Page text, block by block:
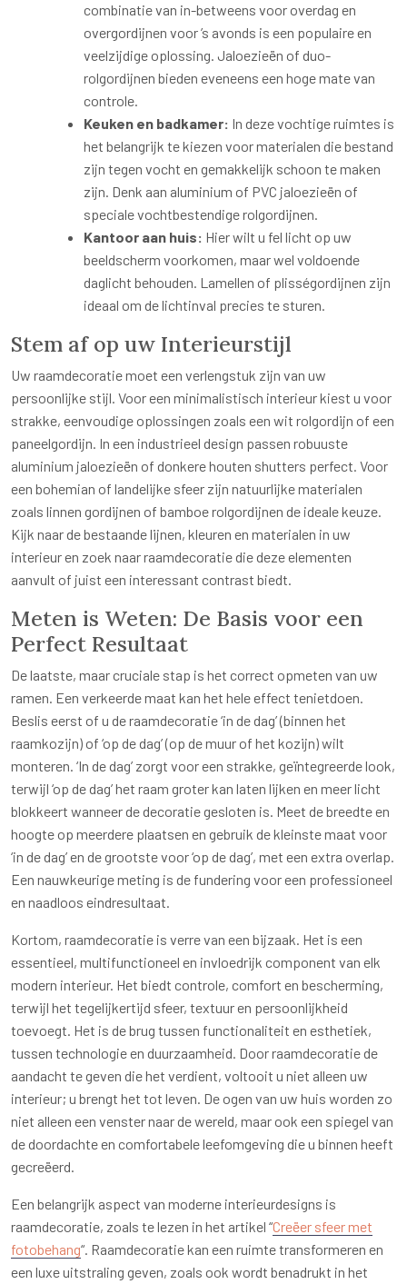
combinatie van in-betweens voor overdag en
overgordijnen voor ’s avonds is een populaire en
veelzijdige oplossing. Jaloezieën of duo-
rolgordijnen bieden eveneens een hoge mate van
controle.
Keuken en badkamer: In deze vochtige ruimtes is
het belangrijk te kiezen voor materialen die bestand
zijn tegen vocht en gemakkelijk schoon te maken
zijn. Denk aan aluminium of PVC jaloezieën of
speciale vochtbestendige rolgordijnen.
Kantoor aan huis: Hier wilt u fel licht op uw
beeldscherm voorkomen, maar wel voldoende
daglicht behouden. Lamellen of plisségordijnen zijn
ideaal om de lichtinval precies te sturen.
Stem af op uw Interieurstijl
Uw raamdecoratie moet een verlengstuk zijn van uw
persoonlijke stijl. Voor een minimalistisch interieur kiest u voor
strakke, eenvoudige oplossingen zoals een wit rolgordijn of een
paneelgordijn. In een industrieel design passen robuuste
aluminium jaloezieën of donkere houten shutters perfect. Voor
een bohemian of landelijke sfeer zijn natuurlijke materialen
zoals linnen gordijnen of bamboe rolgordijnen de ideale keuze.
Kijk naar de bestaande lijnen, kleuren en materialen in uw
interieur en zoek naar raamdecoratie die deze elementen
aanvult of juist een interessant contrast biedt.
Meten is Weten: De Basis voor een
Perfect Resultaat
De laatste, maar cruciale stap is het correct opmeten van uw
ramen. Een verkeerde maat kan het hele effect tenietdoen.
Beslis eerst of u de raamdecoratie ‘in de dag’ (binnen het
raamkozijn) of ‘op de dag’ (op de muur of het kozijn) wilt
monteren. ‘In de dag’ zorgt voor een strakke, geïntegreerde look,
terwijl ‘op de dag’ het raam groter kan laten lijken en meer licht
blokkeert wanneer de decoratie gesloten is. Meet de breedte en
hoogte op meerdere plaatsen en gebruik de kleinste maat voor
‘in de dag’ en de grootste voor ‘op de dag’, met een extra overlap.
Een nauwkeurige meting is de fundering voor een professioneel
en naadloos eindresultaat.
Kortom, raamdecoratie is verre van een bijzaak. Het is een
essentieel, multifunctioneel en invloedrijk component van elk
modern interieur. Het biedt controle, comfort en bescherming,
terwijl het tegelijkertijd sfeer, textuur en persoonlijkheid
toevoegt. Het is de brug tussen functionaliteit en esthetiek,
tussen technologie en duurzaamheid. Door raamdecoratie de
aandacht te geven die het verdient, voltooit u niet alleen uw
interieur; u brengt het tot leven. De ogen van uw huis worden zo
niet alleen een venster naar de wereld, maar ook een spiegel van
de doordachte en comfortabele leefomgeving die u binnen heeft
gecreëerd.
Een belangrijk aspect van moderne interieurdesigns is
raamdecoratie, zoals te lezen in het artikel “Creëer sfeer met
fotobehang“. Raamdecoratie kan een ruimte transformeren en
een luxe uitstraling geven, zoals ook wordt benadrukt in het